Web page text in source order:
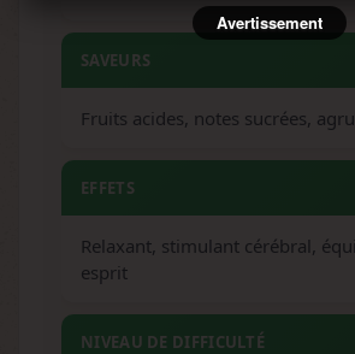
SAVEURS
Fruits acides, notes sucrées,
EFFETS
Relaxant, stimulant cérébral,
esprit
NIVEAU DE DIFFICULTÉ
Avertissement